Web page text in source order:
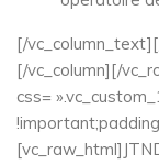
[/
[/vc_column][/
css=